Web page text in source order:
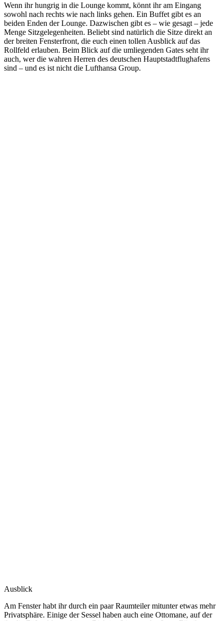
Wenn ihr hungrig in die Lounge kommt, könnt ihr am Eingang
sowohl nach rechts wie nach links gehen. Ein Buffet gibt es an
beiden Enden der Lounge. Dazwischen gibt es – wie gesagt – jede
Menge Sitzgelegenheiten. Beliebt sind natürlich die Sitze direkt an
der breiten Fensterfront, die euch einen tollen Ausblick auf das
Rollfeld erlauben. Beim Blick auf die umliegenden Gates seht ihr
auch, wer die wahren Herren des deutschen Hauptstadtflughafens
sind – und es ist nicht die Lufthansa Group.
Ausblick
Am Fenster habt ihr durch ein paar Raumteiler mitunter etwas mehr
Privatsphäre. Einige der Sessel haben auch eine Ottomane, auf der